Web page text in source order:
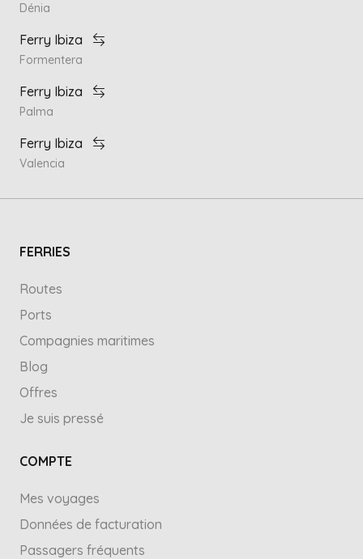
Dénia
Ferry Ibiza
Formentera
Ferry Ibiza
Palma
Ferry Ibiza
Valencia
FERRIES
Routes
Ports
Compagnies maritimes
Blog
Offres
Je suis pressé
COMPTE
Mes voyages
Données de facturation
Passagers fréquents